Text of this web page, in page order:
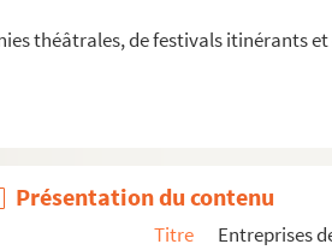
théâtrales, de festivals itinérants
Présentation du contenu
Titre Entreprises